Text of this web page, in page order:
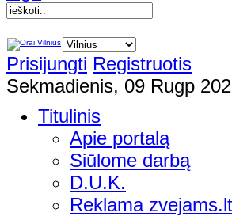
Prisijungti Registruotis
Sekmadienis, 09 Rugp
Titulinis
Apie portalą
Siūlome darbą
D.U.K.
Reklama zvejams.lt